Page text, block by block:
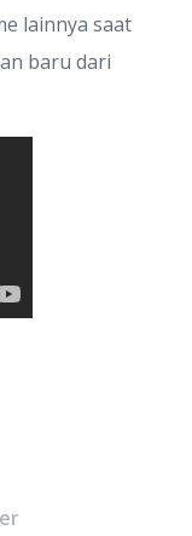
lainnya saat
baru dari